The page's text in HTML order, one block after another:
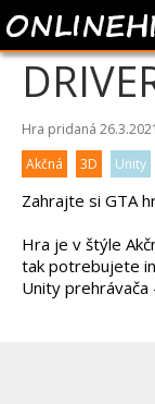
GTA
Hra pridaná
Akčná
3D Unity
Zahrajte si GTA
Hra je v štýle
tak potrebujete
Unity